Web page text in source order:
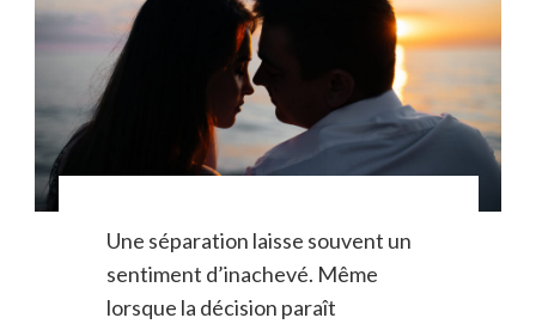
Une séparation laisse souvent un
sentiment d’inachevé. Même
lorsque la décision paraît